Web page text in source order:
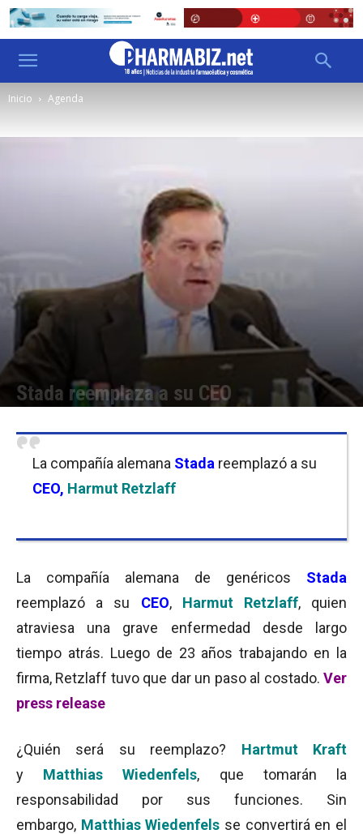
Inicio Agenda
Stada reemplaza a su CEO
La compañía alemana Stada reemplazó a su
CEO, Harmut Retzlaff
La compañía alemana de genéricos Stada
reemplazó a su
CEO, Harmut Retzlaff, quien
atraviesa una grave enfermedad desde largo
tiempo atrás. Luego de 23 años trabajando en la
firma, Retzlaff tuvo que dar un paso al costado. Ver
press release
¿Quién será su reemplazo? Hartmut Kraft
y Matthias Wiedenfels, que tomarán la
responsabilidad por sus funciones. Sin
embargo, MatthiasWiedenfels se convertirá en el